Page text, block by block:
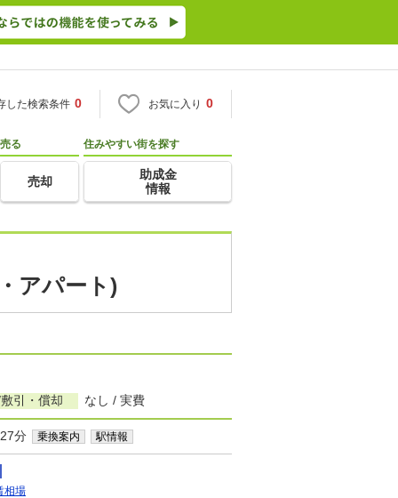
した検索条件 0 お気に入り 0
売る
売却
住みやすい街を探す
助成金
情報
アパート)
引・償却 なし / 実費
分 乗換案内 駅情報
相場